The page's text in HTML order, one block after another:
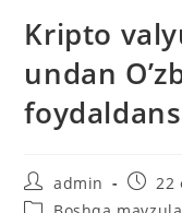
Kripto
undan
Автор
записи:
admin
22
Рубрика